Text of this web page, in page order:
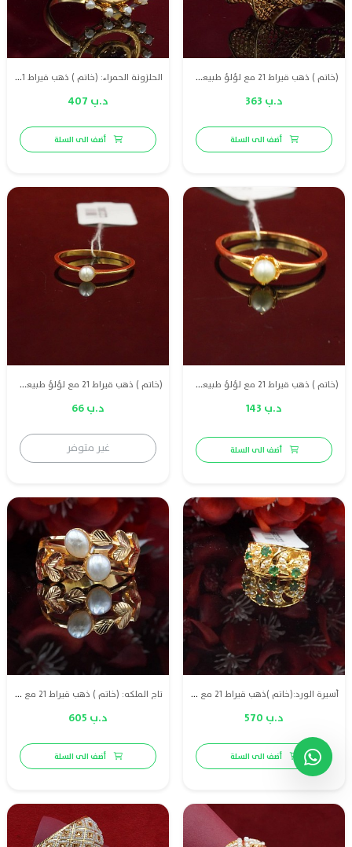
(خاتم ) ذهب قيراط 21 مع لؤلؤ طبيعي بحريني وياقوت احمر طبيعي
د.ب 363
أضف الى السلة
الحلزونة الحمراء: (خاتم ) ذهب قيراط 21 مع لؤلؤ طبيعي بحريني وياقوت احمر طبيعي
د.ب 407
أضف الى السلة
(خاتم ) ذهب قيراط 21 مع لؤلؤ طبيعي بحريني
د.ب 143
أضف الى السلة
(خاتم ) ذهب قيراط 21 مع لؤلؤ طبيعي بحريني
د.ب 66
غير متوفر
أسيرة الورد:(خاتم )ذهب قيراط 21 مع لؤلؤ طبيعي بحريني وزمرد أخضر
د.ب 570
أضف الى السلة
تاج الملكه: (خاتم ) ذهب قيراط 21 مع لؤلؤ طبيعي بحريني
د.ب 605
أضف الى السلة